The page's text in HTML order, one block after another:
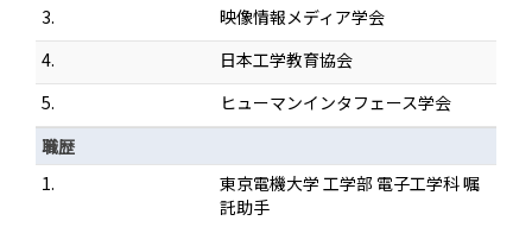
3.
映像情報メディア学会
4.
日本工学教育協会
5.
ヒューマンインタフェース学会
職歴
1.
東京電機大学 工学部 電子工学科 嘱
託助手